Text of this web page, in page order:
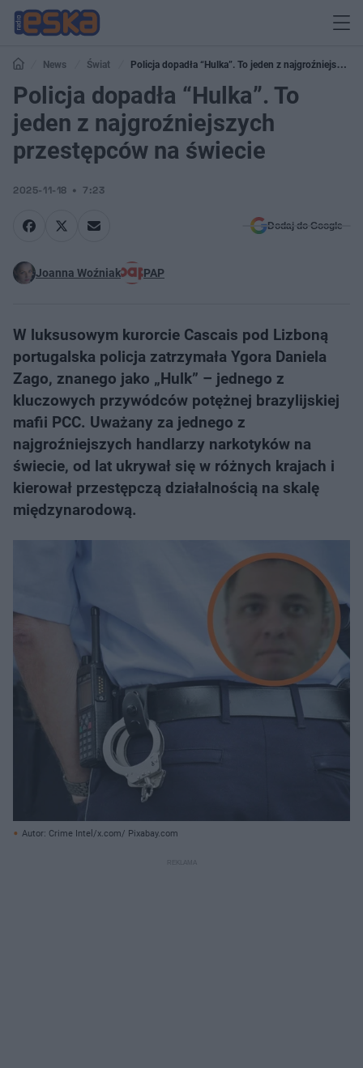
News Świat
Policja dopadła “Hulka”. To jeden z najgroźniejszych
przestępców na świecie
Policja dopadła “Hulka”. To
jeden z najgroźniejszych
przestępców na świecie
2025-11-18 7:23
Dodaj do Google
Joanna Woźniak PAP
W luksusowym kurorcie Cascais pod Lizboną
portugalska policja zatrzymała Ygora Daniela
Zago, znanego jako „Hulk” – jednego z
kluczowych przywódców potężnej brazylijskiej
mafii PCC. Uważany za jednego z
najgroźniejszych handlarzy narkotyków na
świecie, od lat ukrywał się w różnych krajach i
kierował przestępczą działalnością na skalę
międzynarodową.
Autor: Crime Intel/x.com/ Pixabay.com